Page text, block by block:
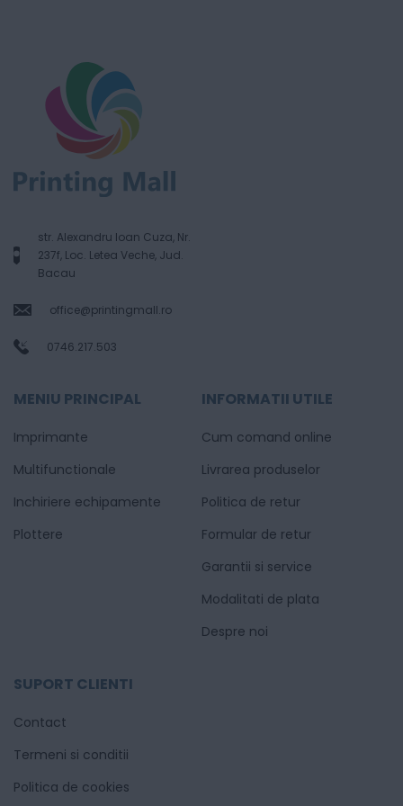
str. Alexandru Ioan Cuza, Nr.
237f, Loc. Letea Veche, Jud.
Bacau
office@printingmall.ro
0746.217.503
MENIU PRINCIPAL
Imprimante
Multifunctionale
Inchiriere echipamente
Plottere
INFORMATII UTILE
Cum comand online
Livrarea produselor
Politica de retur
Formular de retur
Garantii si service
Modalitati de plata
Despre noi
SUPORT CLIENTI
Contact
Termeni si conditii
Politica de cookies